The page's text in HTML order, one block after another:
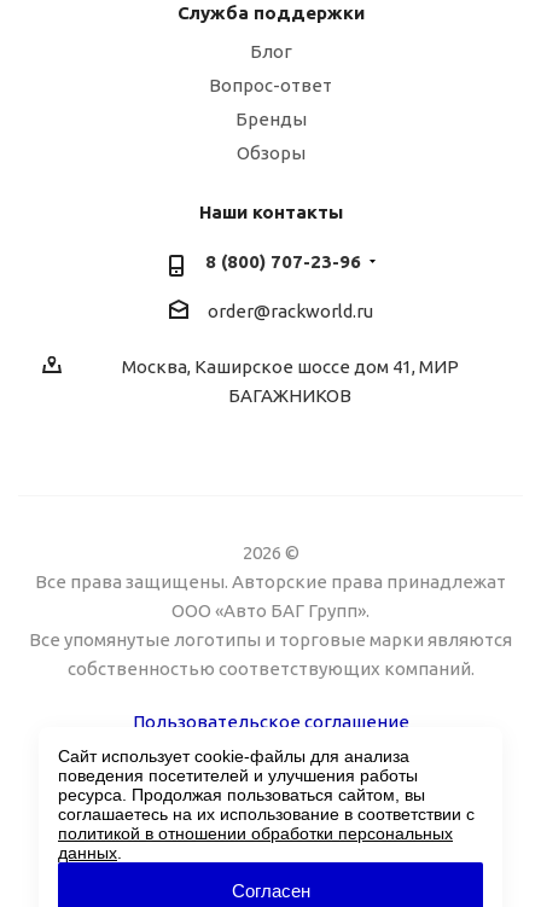
Служба поддержки
Блог
Вопрос-ответ
Бренды
Обзоры
Наши контакты
8 (800) 707-23-96
order@rackworld.ru
Москва, Каширское шоссе дом 41, МИР
БАГАЖНИКОВ
2026 ©
Все права защищены. Авторские права принадлежат
ООО «Авто БАГ Групп».
Все упомянутые логотипы и торговые марки являются
собственностью соответствующих компаний.
Пользовательское соглашение
Поддержка сайта Twin px
Сайт использует cookie-файлы для анализа
поведения посетителей и улучшения работы
ресурса. Продолжая пользоваться сайтом, вы
соглашаетесь на их использование в соответствии с
политикой в отношении обработки персональных
данных
Согласен